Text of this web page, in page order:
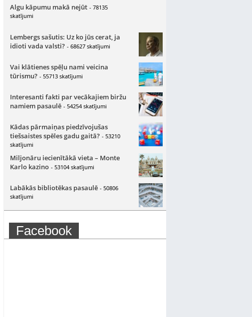
Algu kāpumu makā nejūt - 78135
skatījumi
Lembergs sašutis: Uz ko jūs cerat, ja
idioti vada valsti? - 68627 skatījumi
Vai klātienes spēļu nami veicina
tūrismu? - 55713 skatījumi
Interesanti fakti par vecākajiem biržu
namiem pasaulē - 54254 skatījumi
Kādas pārmaiņas piedzīvojušas
tiešsaistes spēles gadu gaitā? - 53210
skatījumi
Miljonāru iecienītākā vieta – Monte
Karlo kazino - 53104 skatījumi
Labākās bibliotēkas pasaulē - 50806
skatījumi
Facebook